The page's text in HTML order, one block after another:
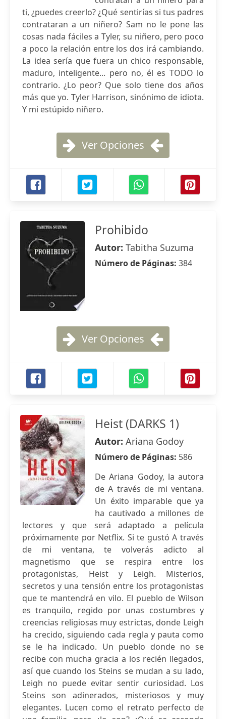
ti, ¿puedes creerlo? ¿Qué sentirías si tus padres
contrataran a un niñero? Sam no le pone las
cosas nada fáciles a Tyler, su niñero, pero poco
a poco la relación entre los dos irá cambiando.
La idea sería que fuera un chico responsable,
maduro, inteligente... pero no, él es TODO lo
contrario. ¿Lo peor? Que solo tiene dos años
más que yo. Tyler Harrison, sinónimo de idiota.
Y mi estúpido niñero.
Ver Opciones
Prohibido
Autor: Tabitha Suzuma
Número de Páginas: 384
Ver Opciones
Heist (DARKS 1)
Autor: Ariana Godoy
Número de Páginas: 586
De Ariana Godoy, la autora
de A través de mi ventana.
Un éxito imparable que ya
ha cautivado a millones de
lectores y que será adaptado a película
próximamente por Netflix. Si te gustó A través
de mi ventana, te volverás adicto al
magnetismo que se respira entre los
protagonistas, Heist y Leigh. Misterios,
secretos y una tensión entre los protagonistas
que te mantendrá en vilo. El pueblo de Wilson
es tranquilo, regido por unas costumbres y
creencias religiosas muy estrictas, donde Leigh
ha crecido, siguiendo cada regla y pauta como
se le ha indicado. Un pueblo donde no se
recibe con mucha gracia a los recién llegados,
así que cuando los Steins se mudan a su lado,
Leigh no puede evitar sentir curiosidad. Los
Steins son adinerados, misteriosos y muy
elegantes. Lucen como el retrato perfecto de